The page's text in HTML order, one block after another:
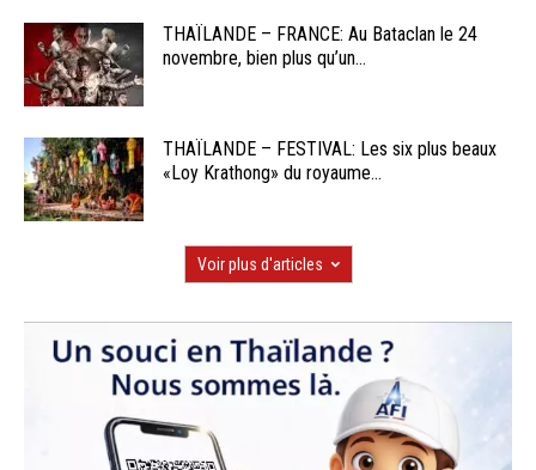
THAÏLANDE – FRANCE: Au Bataclan le 24
novembre, bien plus qu’un...
THAÏLANDE – FESTIVAL: Les six plus beaux
«Loy Krathong» du royaume...
Voir plus d'articles